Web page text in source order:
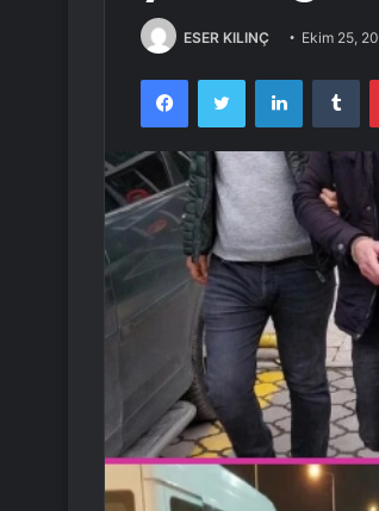
ESER KILINÇ Ekim 25,
FacebookTwitter LinkedIn